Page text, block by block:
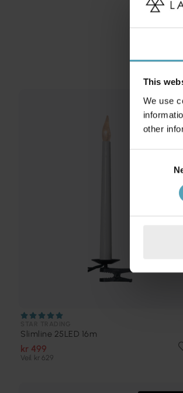
This
We use
other
Slimline 25LED 16m
kr 499
Veil. kr 629